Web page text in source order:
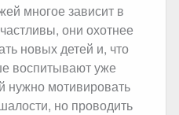
многое зависит в
они охотнее
новых детей и, что
воспитывают уже
нужно мотивировать
но проводить